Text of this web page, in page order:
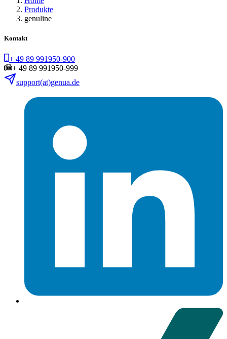
Produkte
genuline
Kontakt
+ 49 89 991950-900
+ 49 89 991950-999
support(at)genua.de